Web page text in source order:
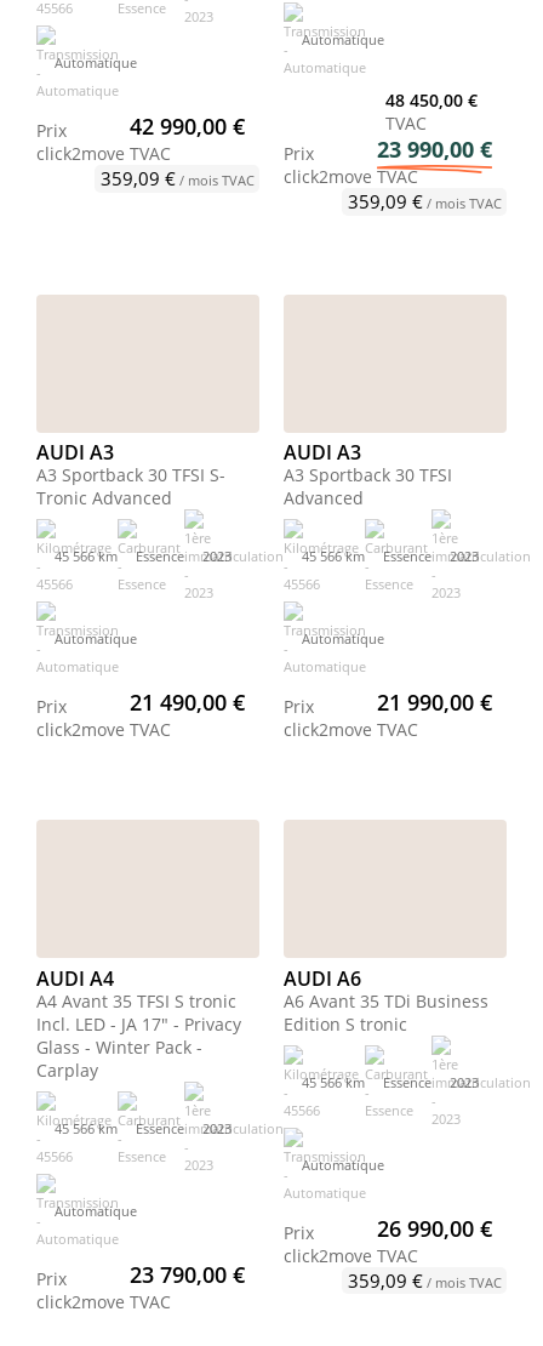
Automatique
Prix
click2move
42 990,00 €
TVAC
359,09 €/ mois TVAC
Automatique
48 450,00 €
TVAC
Prix
click2move
23 990,00 €
TVAC
359,09 €/ mois TVAC
AUDI A3
A3 Sportback 30 TFSI S-
Tronic Advanced
45 566 km Essence 2023
Automatique
Prix
click2move
21 490,00 €
TVAC
AUDI A3
A3 Sportback 30 TFSI
Advanced
45 566 km Essence 2023
Automatique
Prix
click2move
21 990,00 €
TVAC
AUDI A4
A4 Avant 35 TFSI S tronic
Incl. LED - JA 17" - Privacy
Glass - Winter Pack -
Carplay
45 566 km Essence 2023
Automatique
Prix
click2move
23 790,00 €
TVAC
AUDI A6
A6 Avant 35 TDi Business
Edition S tronic
45 566 km Essence 2023
Automatique
Prix
click2move
26 990,00 €
TVAC
359,09 €/ mois TVAC